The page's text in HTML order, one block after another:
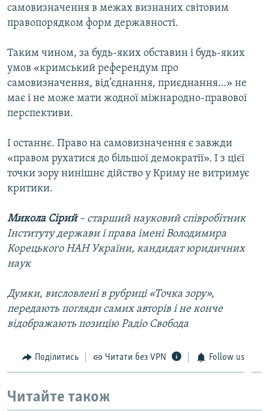
самовизначення в межах визнаних світовим
правопорядком форм державності.
Таким чином, за будь-яких обставин і будь-яких
умов «кримський референдум про
самовизначення, від’єднання, приєднання…» не
має і не може мати жодної міжнародно-правової
перспективи.
І останнє. Право на самовизначення є завжди
«правом рухатися до більшої демократії». І з цієї
точки зору нинішнє дійство у Криму не витримує
критики.
Микола Сірий– старший науковий співробітник
Інституту держави і права імені Володимира
Корецького НАН України, кандидат юридичних
наук
Думки, висловлені в рубриці «Точка зору»,
передають погляди самих авторів і не конче
відображають позицію Радіо Свобода
Поділитись Читати без VPN Follow us
Читайте також